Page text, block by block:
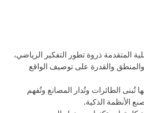
المتقدمة ذروة تطور التفكير الرياضي،
والمنطق والقدرة على توصيف الواقع
تُبنى الطائرات وتُدار المصانع وتُفهم
الأنظمة الذكية.